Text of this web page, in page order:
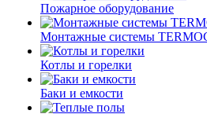
Пожарное оборудование
Монтажные системы
Котлы и горелки
Баки и емкости